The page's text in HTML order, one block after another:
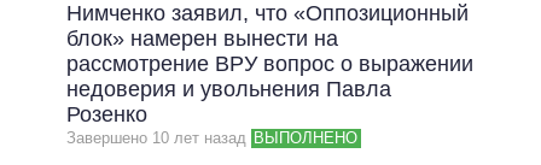
Нимченко заявил, что «Оппозиционный
блок» намерен вынести на
рассмотрение ВРУ вопрос о выражении
недоверия и увольнения Павла
Розенко
Завершено 10 лет назад ВЫПОЛНЕНО